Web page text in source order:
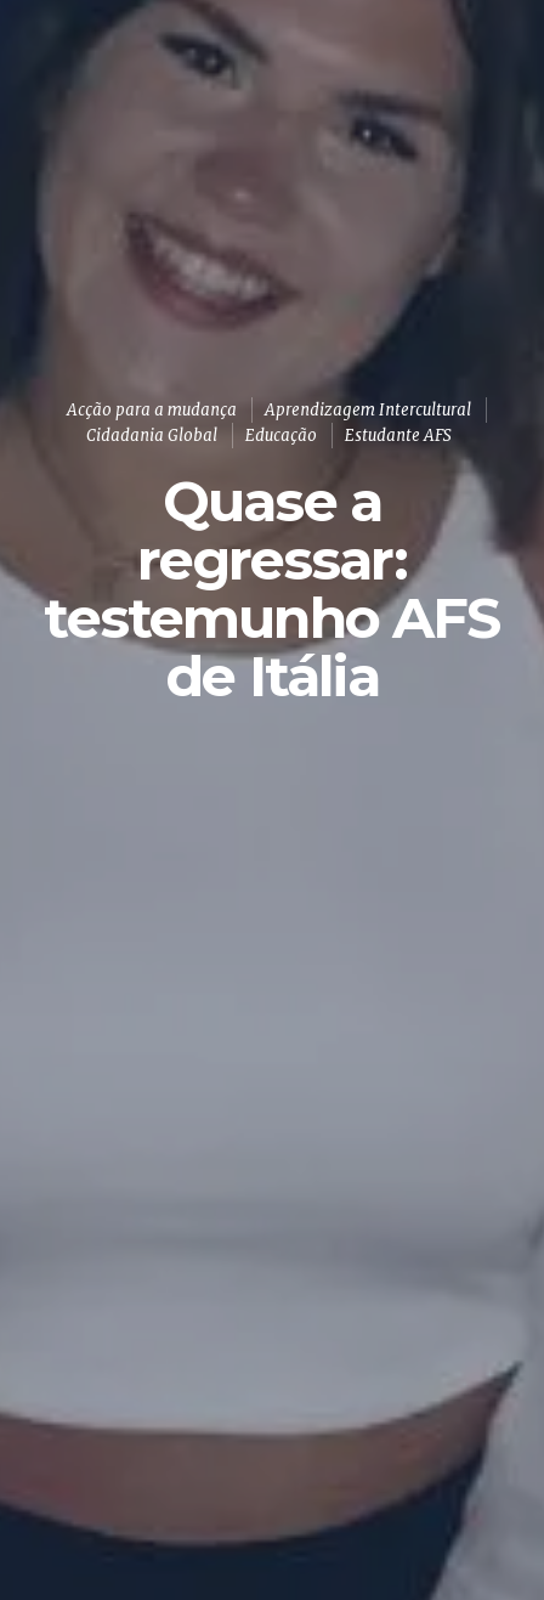
Acção para a mudança
Aprendizagem Intercultural
Cidadania Global
Educação Estudante AFS
Quase a
regressar:
testemunho AFS
de Itália